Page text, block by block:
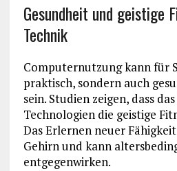
Gesundheit und geistige
Technik
Computernutzung kann für
praktisch, sondern auch
sein. Studien zeigen, dass
Technologien die geistige
Das Erlernen neuer
Gehirn und kann
entgegenwirken.